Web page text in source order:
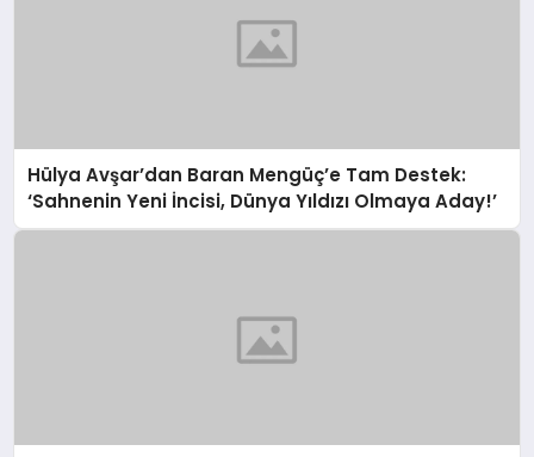
Hülya Avşar’dan Baran Mengüç’e Tam Destek:
‘Sahnenin Yeni İncisi, Dünya Yıldızı Olmaya Aday!’